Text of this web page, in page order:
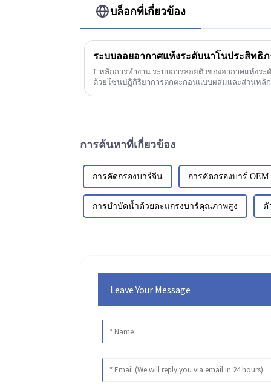
บล็อกที่เกี่ยวข้อง
ระบบลอยอากาศแห้งระดับนาโนประสิทธิ
I. หลักการทำงาน ระบบการลอยตัวของอากาศแห้งร
ด้วยโซนปฏิกิริยาการตกตะกอนแบบผสมและส่วนหลัก
การค้นหาที่เกี่ยวข้อง
การคัดกรองบาร์จีน การคัดกรองบาร์ OEM
การบำบัดน้ำด้วยตะแกรงบาร์คุณภาพสูง ตั
Leave Your Message